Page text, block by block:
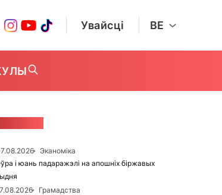
Увайсці BE
Эканоміка
і юань падаражэлі на апошніх біржавых
Грамадства